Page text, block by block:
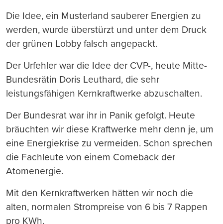
Die Idee, ein Musterland sauberer Energien zu
werden, wurde überstürzt und unter dem Druck
der grünen Lobby falsch angepackt.
Der Urfehler war die Idee der CVP-, heute Mitte-
Bundesrätin Doris Leuthard, die sehr
leistungsfähigen Kernkraftwerke abzuschalten.
Der Bundesrat war ihr in Panik gefolgt. Heute
bräuchten wir diese Kraftwerke mehr denn je, um
eine Energiekrise zu vermeiden. Schon sprechen
die Fachleute von einem Comeback der
Atomenergie.
Mit den Kernkraftwerken hätten wir noch die
alten, normalen Strompreise von 6 bis 7 Rappen
pro KWh.